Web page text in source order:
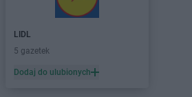
LIDL
5 gazetek
Dodaj do ulubionych